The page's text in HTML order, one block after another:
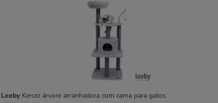
Leeby Kenzo árvore arranhadora com cama para gatos